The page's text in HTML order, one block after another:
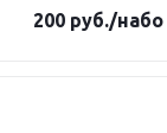
200руб./набо